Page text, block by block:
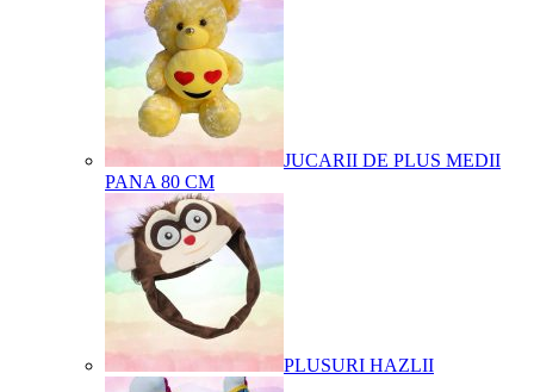
JUCARII DE PLUS MEDII
PANA 80 CM
PLUSURI HAZLII